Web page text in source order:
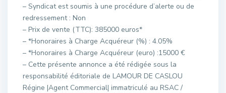
– Syndicat est soumis à une procédure d’alerte ou de
redressement : Non
– Prix de vente (TTC): 385000 euros*
– *Honoraires à Charge Acquéreur (%) : 4.05%
– *Honoraires à Charge Acquéreur (euro) :15000 €
– Cette présente annonce a été rédigée sous la
responsabilité éditoriale de LAMOUR DE CASLOU
Régine |Agent Commercial| immatriculé au RSAC /